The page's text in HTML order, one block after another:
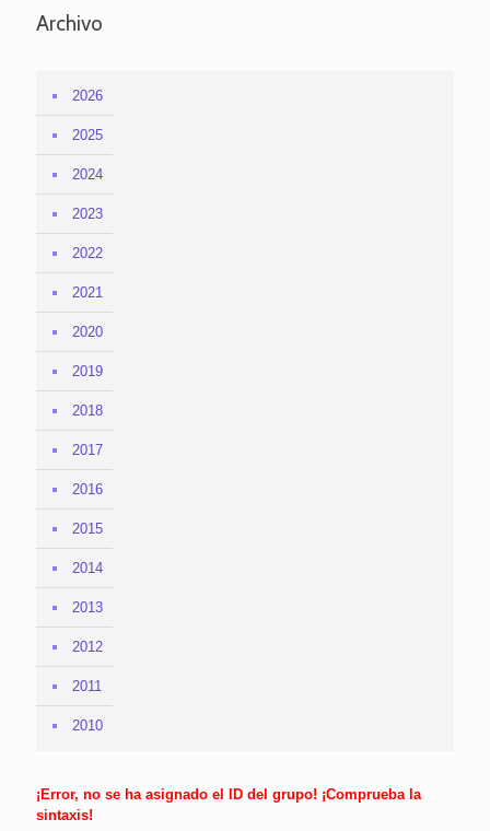
Archivo
2026
2025
2024
2023
2022
2021
2020
2019
2018
2017
2016
2015
2014
2013
2012
2011
2010
¡Error, no se ha asignado el ID del grupo! ¡Comprueba la
sintaxis!